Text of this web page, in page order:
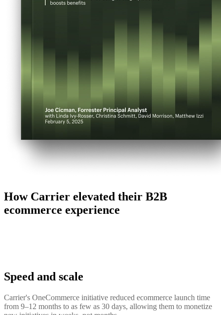
How Carrier elevated their B2B
ecommerce experience
Speed and scale
Carrier's OneCommerce initiative reduced ecommerce launch time
from 9–12 months to as few as 30 days, allowing them to monetize